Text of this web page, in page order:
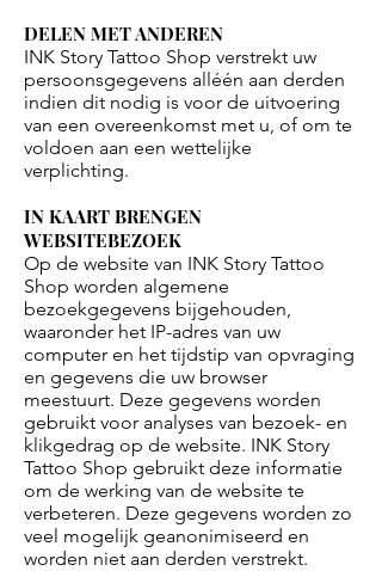
DELEN MET ANDEREN
INK Story Tattoo Shop verstrekt uw
persoonsgegevens alléén aan derden
indien dit nodig is voor de uitvoering
van een overeenkomst met u, of om te
voldoen aan een wettelijke
verplichting.
IN KAART BRENGEN
WEBSITEBEZOEK
Op de website van INK Story Tattoo
Shop worden algemene
bezoekgegevens bijgehouden,
waaronder het IP-adres van uw
computer en het tijdstip van opvraging
en gegevens die uw browser
meestuurt. Deze gegevens worden
gebruikt voor analyses van bezoek- en
klikgedrag op de website. INK Story
Tattoo Shop gebruikt deze informatie
om de werking van de website te
verbeteren. Deze gegevens worden zo
veel mogelijk geanonimiseerd en
worden niet aan derden verstrekt.